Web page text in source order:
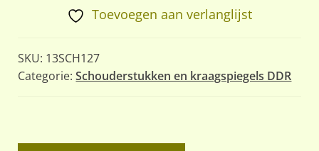
Toevoegen aan verlanglijst
SKU: 13SCH127
Categorie:Schouderstukken en kraagspiegels DDR